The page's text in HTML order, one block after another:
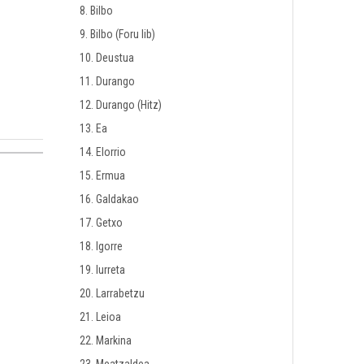
8. Bilbo
9. Bilbo (Foru lib)
10. Deustua
11. Durango
12. Durango (Hitz)
13. Ea
14. Elorrio
15. Ermua
16. Galdakao
17. Getxo
18. Igorre
19. Iurreta
20. Larrabetzu
21. Leioa
22. Markina